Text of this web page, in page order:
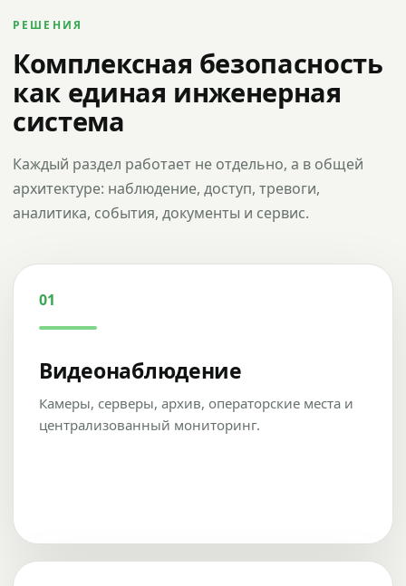
РЕШЕНИЯ
Комплексная безопасность
как единая инженерная
система
Каждый раздел работает не отдельно, а в общей
архитектуре: наблюдение, доступ, тревоги,
аналитика, события, документы и сервис.
01
Видеонаблюдение
Камеры, серверы, архив, операторские места и
централизованный мониторинг.